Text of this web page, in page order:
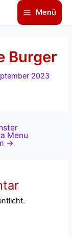
Main
Menü
Burger
2023
Menu
→